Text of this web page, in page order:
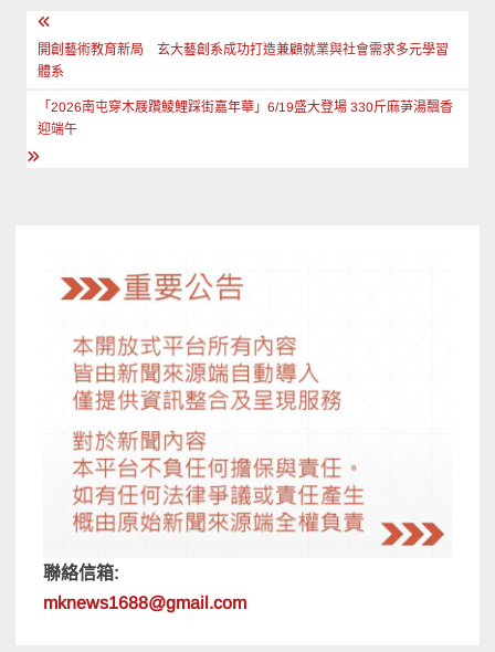
文
章
導
覽
開創藝術教育新局 玄大藝創系成功打造兼顧就業與社會需求多元學習
體系
「2026南屯穿木屐躦鯪鯉踩街嘉年華」6/19盛大登場 330斤麻芛湯飄香
迎端午
聯絡信箱:
mknews1688@gmail.com